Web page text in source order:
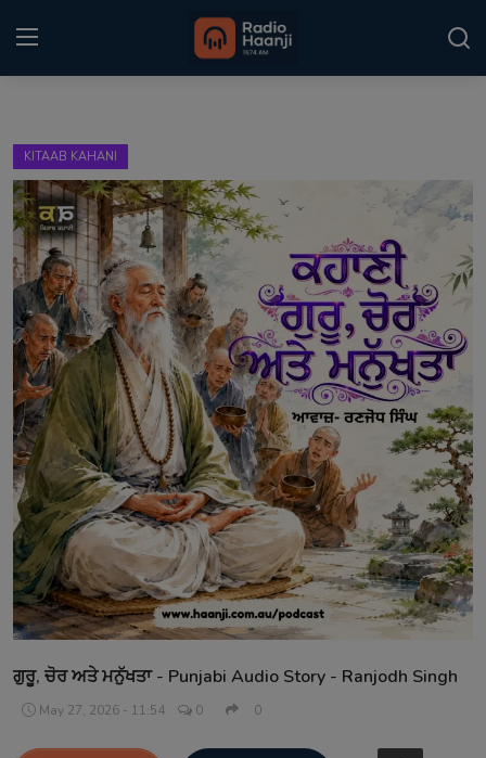
Home
Punjabi Podcast
Kitaab Kahani
Gallery
Sponsors
Matrimonial
Event
Contact
KITAAB KAHANI
ਗੁਰੂ, ਚੋਰ ਅਤੇ ਮਨੁੱਖਤਾ - Punjabi Audio Story - Ranjodh Singh
May 27, 2026 - 11:54 0 0